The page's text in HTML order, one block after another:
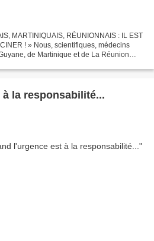
MARTINIQUAIS, RÉUNIONNAIS : IL EST
! » Nous, scientifiques, médecins
de Martinique et de La Réunion
la responsabilité...